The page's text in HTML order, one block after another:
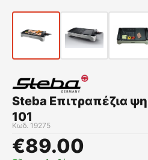
Steba Επιτραπέζια
101
Κωδ. 19275
€89.00